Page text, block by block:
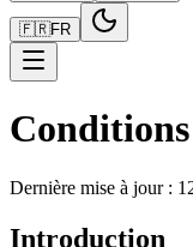
🇫🇷FR
Dernière mise à jour :
Introduction